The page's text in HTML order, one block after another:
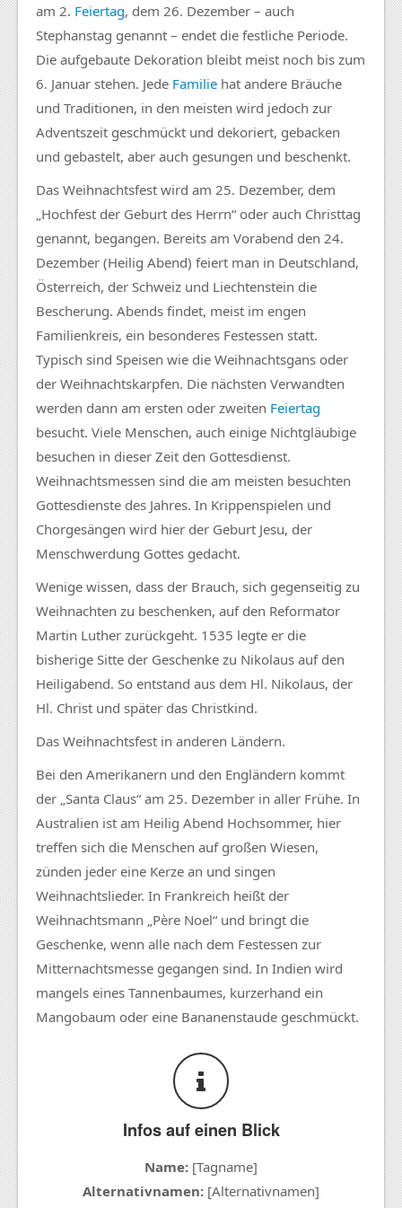
am 2. Feiertag, dem 26. Dezember – auch
Stephanstag genannt – endet die festliche Periode.
Die aufgebaute Dekoration bleibt meist noch bis zum
6. Januar stehen. Jede Familie hat andere Bräuche
und Traditionen, in den meisten wird jedoch zur
Adventszeit geschmückt und dekoriert, gebacken
und gebastelt, aber auch gesungen und beschenkt.
Das Weihnachtsfest wird am 25. Dezember, dem
„Hochfest der Geburt des Herrn“ oder auch Christtag
genannt, begangen. Bereits am Vorabend den 24.
Dezember (Heilig Abend) feiert man in Deutschland,
Österreich, der Schweiz und Liechtenstein die
Bescherung. Abends findet, meist im engen
Familienkreis, ein besonderes Festessen statt.
Typisch sind Speisen wie die Weihnachtsgans oder
der Weihnachtskarpfen. Die nächsten Verwandten
werden dann am ersten oder zweiten Feiertag
besucht. Viele Menschen, auch einige Nichtgläubige
besuchen in dieser Zeit den Gottesdienst.
Weihnachtsmessen sind die am meisten besuchten
Gottesdienste des Jahres. In Krippenspielen und
Chorgesängen wird hier der Geburt Jesu, der
Menschwerdung Gottes gedacht.
Wenige wissen, dass der Brauch, sich gegenseitig zu
Weihnachten zu beschenken, auf den Reformator
Martin Luther zurückgeht. 1535 legte er die
bisherige Sitte der Geschenke zu Nikolaus auf den
Heiligabend. So entstand aus dem Hl. Nikolaus, der
Hl. Christ und später das Christkind.
Das Weihnachtsfest in anderen Ländern.
Bei den Amerikanern und den Engländern kommt
der „Santa Claus“ am 25. Dezember in aller Frühe. In
Australien ist am Heilig Abend Hochsommer, hier
treffen sich die Menschen auf großen Wiesen,
zünden jeder eine Kerze an und singen
Weihnachtslieder. In Frankreich heißt der
Weihnachtsmann „Père Noel“ und bringt die
Geschenke, wenn alle nach dem Festessen zur
Mitternachtsmesse gegangen sind. In Indien wird
mangels eines Tannenbaumes, kurzerhand ein
Mangobaum oder eine Bananenstaude geschmückt.
Infos auf einen Blick
Name: [Tagname]
Alternativnamen: [Alternativnamen]